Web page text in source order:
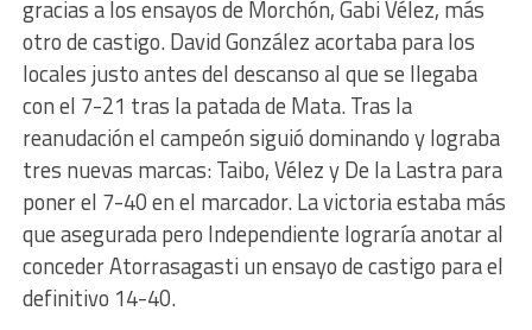
gracias a los ensayos de Morchón, Gabi Vélez, más
otro de castigo. David González acortaba para los
locales justo antes del descanso al que se llegaba
con el 7-21 tras la patada de Mata. Tras la
reanudación el campeón siguió dominando y lograba
tres nuevas marcas: Taibo, Vélez y De la Lastra para
poner el 7-40 en el marcador. La victoria estaba más
que asegurada pero Independiente lograría anotar al
conceder Atorrasagasti un ensayo de castigo para el
definitivo 14-40.